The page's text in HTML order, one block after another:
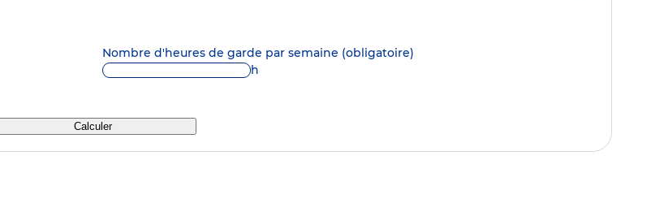
Nombre d'heures de garde par semaine (obligatoire)
h
Calculer